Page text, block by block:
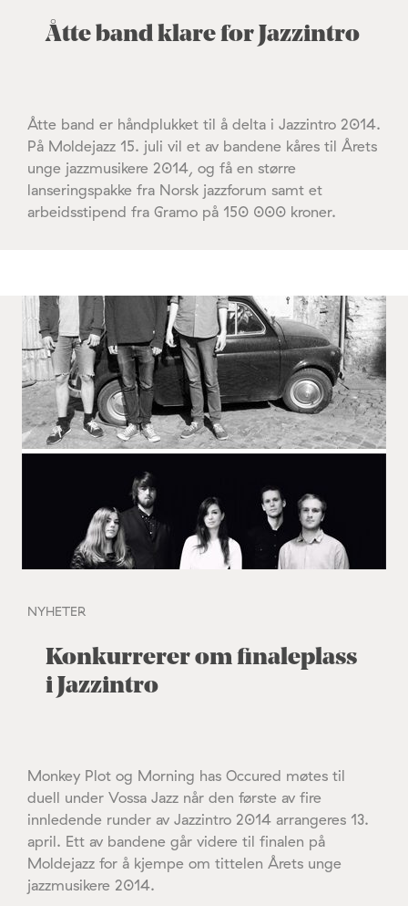
Åtte band klare for Jazzintro
Åtte band er håndplukket til å delta i Jazzintro 2014.
På Moldejazz 15. juli vil et av bandene kåres til Årets
unge jazzmusikere 2014, og få en større
lanseringspakke fra Norsk jazzforum samt et
arbeidsstipend fra Gramo på 150 000 kroner.
NYHETER
Konkurrerer om finaleplass
i Jazzintro
Monkey Plot og Morning has Occured møtes til
duell under Vossa Jazz når den første av fire
innledende runder av Jazzintro 2014 arrangeres 13.
april. Ett av bandene går videre til finalen på
Moldejazz for å kjempe om tittelen Årets unge
jazzmusikere 2014.